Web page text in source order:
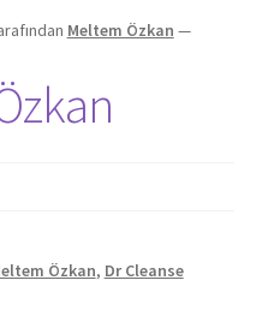
Meltem Özkan —
Özkan, Dr Cleanse